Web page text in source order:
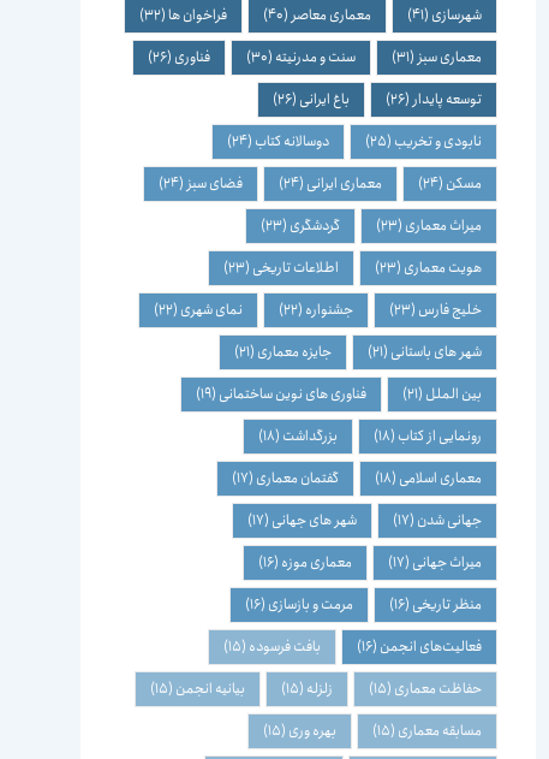
شهرسازی (41) معماری معاصر (40) فراخوان ها(32)
معماری سبز (31) سنت و مدرنیته (30) فناوری (26)
توسعه پایدار (26) باغ ایرانی (26)
نابودی و تخریب (25) دوسالانه کتاب (24)
مسکن (24) معماری ایرانی (24) فضای سبز (24)
میراث معماری (23) گردشگری (23)
هویت معماری (23) اطلاعات تاریخی (23)
خلیج فارس (23) جشنواره (22) نمای شهری (22)
شهر های باستانی (21) جایزه معماری (21)
بین الملل (21) فناوری های نوین ساختمانی (19)
رونمایی از کتاب (18) بزرگداشت (18)
معماری اسلامی (18) گفتمان معماری (17)
جهانی شدن (17) شهر های جهانی (17)
میراث جهانی (17) معماری موزه (16)
منظر تاریخی (16) مرمت و بازسازی (16)
فعالیت‌های انجمن (16) بافت فرسوده (15)
حفاظت معماری (15) زلزله (15) بیانیه انجمن (15)
مسابقه معماری (15) بهره وری (15)